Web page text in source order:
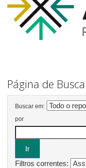
Página de Busca
Buscar em:
por
Filtros correntes: